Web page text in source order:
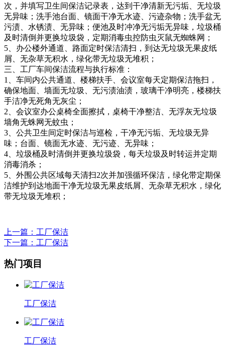
次，并填写卫生间保洁记录表，达到干净清新无污垢、无垃圾
无异味；洗手池台面、镜面干净无水迹、污迹杂物；洗手盆无
污渍、水锈渍、无异味；便池及时冲净无污垢无异味，垃圾桶
及时清倒并更换垃圾袋，定期消毒虫控防虫灭鼠无蜘蛛网；
5、办公楼外通道、路面定时保洁清扫，到达无垃圾无果皮纸
屑、无杂草无积水，绿化带无垃圾无堆积；
三、工厂车间保洁流程与执行标准：
1、车间内公共通道、楼梯扶手、会议室每天定期保洁拖扫，
确保地面、墙面无垃圾、无污渍油渍，玻璃干净明亮，楼梯扶
手洁净无死角无灰尘；
2、会议室办公桌椅全面擦拭，桌椅干净整洁、无浮灰无垃圾
墙角无蛛网无蚊虫；
3、公共卫生间定时保洁与巡检，干净无污垢、无垃圾无异
味；台面、镜面无水迹、无污迹、无异味；
4、垃圾桶及时清倒并更换垃圾袋，每天垃圾及时转运并定期
消毒消杀；
5、外围公共区域每天清扫2次并加强循环保洁，绿化带定期保
洁维护到达地面干净无垃圾无果皮纸屑、无杂草无积水，绿化
带无垃圾无堆积；
上一篇 ：工厂保洁
下一篇 ：工厂保洁
热门项目
工厂保洁
工厂保洁